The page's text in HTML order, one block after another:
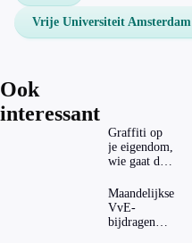
Vrije Universiteit Amsterdam
Ook
interessant
Graffiti op
je eigendom,
wie gaat dat
Maandelijkse
VvE-
bijdragen